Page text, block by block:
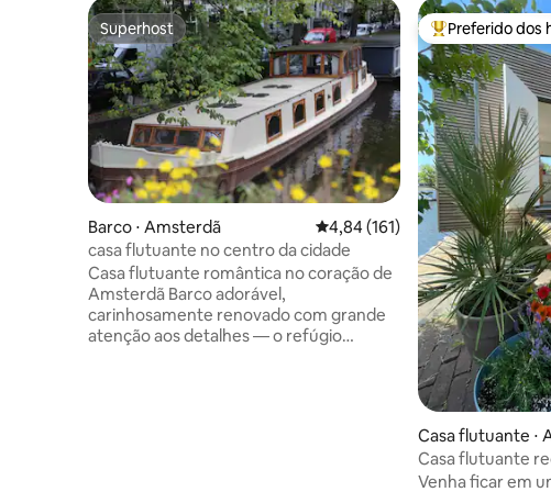
Superhost
Superhost
Barco ⋅ Amsterdã 4,84 de uma avaliação média
4,84 (161)
casa flutuante no centro da cidade
Casa flutuante romântica no coração de
Amsterdã Barco adorável,
carinhosamente renovado com grande
atenção aos detalhes — o refúgio
Entre os
Preferido dos
Casa flutuante ⋅
Casa flutuante
Waterhouse
Venha ficar em